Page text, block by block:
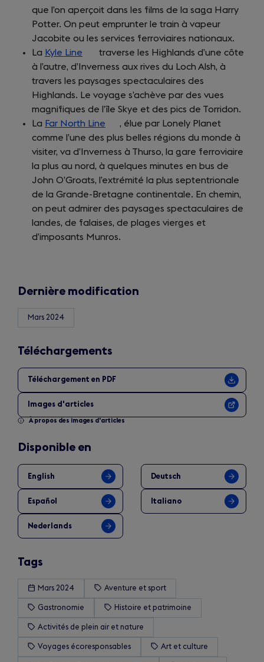
que l’on aperçoit dans les films de la saga Harry
Potter. On peut emprunter le train à vapeur
Jacobite ou les services ferroviaires nationaux.
La Kyle Line (opens
in
a
new
tab)
traverse les Highlands d’une côte
à l’autre, d’Inverness aux rives du Loch Alsh, à
travers les paysages spectaculaires des
Highlands. Le voyage s’achève par des vues
magnifiques de l’île Skye et des pics de Torridon.
La Far North Line (opens
in
a
new
tab)
, élue par Lonely Planet
comme l’une des plus belles régions du monde à
visiter, va d’Inverness à Thurso, la gare ferroviaire
la plus au nord, à quelques minutes en bus de
John O’Groats, l’extrémité la plus septentrionale
de la Grande-Bretagne continentale. En chemin,
on peut admirer des paysages spectaculaires de
landes, de falaises, de plages vierges et
d’imposants Munros.
Dernière modification
Mars 2024
Téléchargements
Téléchargement en PDF
Images d'articles
À propos des images d'articles
Disponible en
English Deutsch
Español Italiano
Nederlands
Tags
Mars 2024 Aventure et sport
Gastronomie Histoire et patrimoine
Activités de plein air et nature
Voyages écoresponsables Art et culture